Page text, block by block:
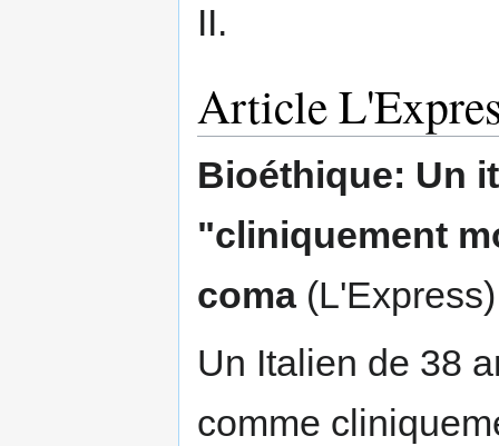
II.
Article
Bioéthique: Un
"cliniquement
coma(L'Express)
Un Italien de 38
comme